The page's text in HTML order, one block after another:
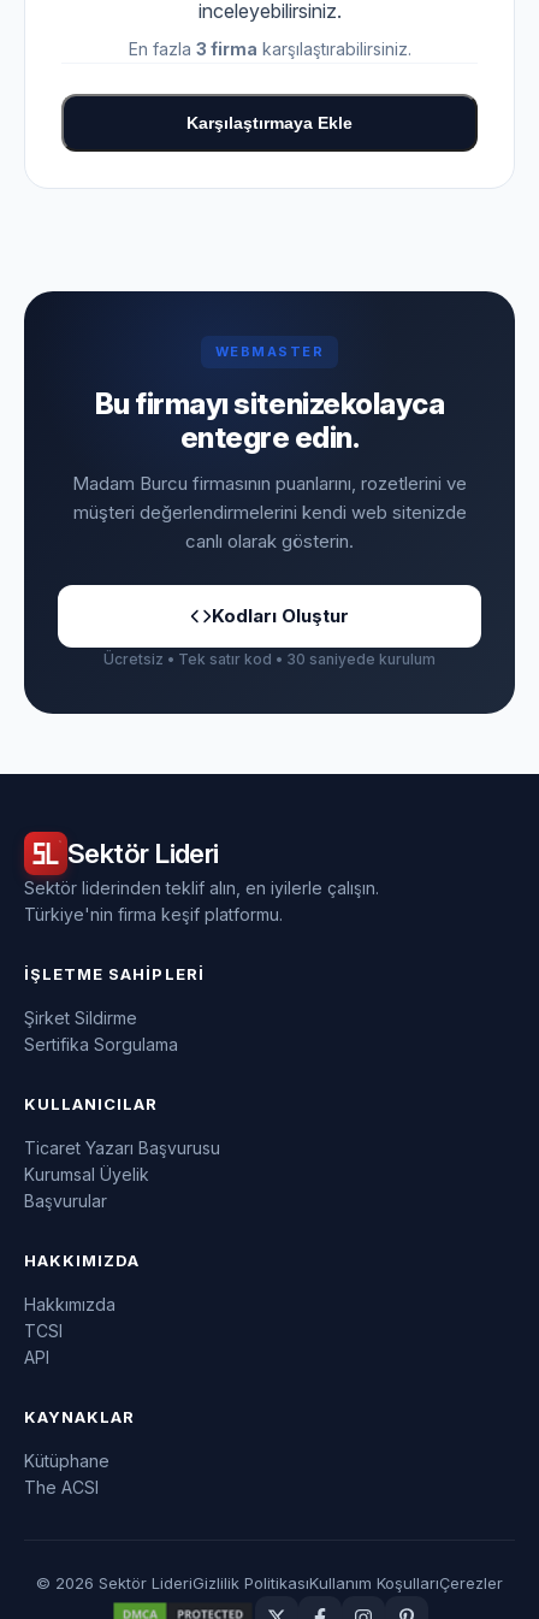
inceleyebilirsiniz.
En fazla 3 firma karşılaştırabilirsiniz.
Karşılaştırmaya Ekle
WEBMASTER
Bu firmayı sitenizekolayca
entegre edin.
Madam Burcu firmasının puanlarını, rozetlerini ve
müşteri değerlendirmelerini kendi web sitenizde
canlı olarak gösterin.
Kodları Oluştur
Ücretsiz • Tek satır kod • 30 saniyede kurulum
Sektör Lideri
Sektör liderinden teklif alın, en iyilerle çalışın.
Türkiye'nin firma keşif platformu.
İŞLETME SAHIPLERI
Şirket Sildirme
Sertifika Sorgulama
KULLANICILAR
Ticaret Yazarı Başvurusu
Kurumsal Üyelik
Başvurular
HAKKIMIZDA
Hakkımızda
TCSI
API
KAYNAKLAR
Kütüphane
The ACSI
© 2026 Sektör LideriGizlilik PolitikasıKullanım KoşullarıÇerezler